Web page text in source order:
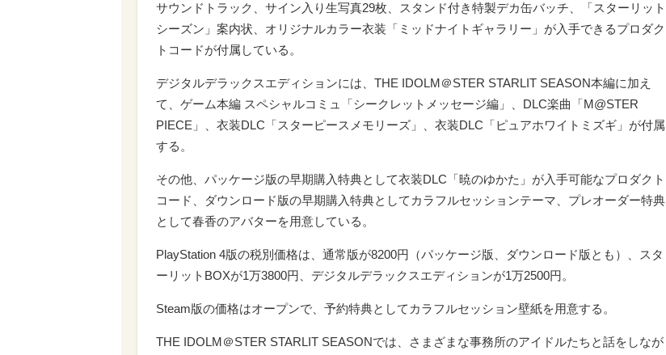
サウンドトラック、サイン入り生写真29枚、スタンド付き特製デカ缶バッチ、「スターリット
シーズン」案内状、オリジナルカラー衣装「ミッドナイトギャラリー」が入手できるプロダク
トコードが付属している。
デジタルデラックスエディションには、THE IDOLM＠STER STARLIT SEASON本編に加え
て、ゲーム本編 スペシャルコミュ「シークレットメッセージ編」、DLC楽曲「M@STER
PIECE」、衣装DLC「スターピースメモリーズ」、衣装DLC「ピュアホワイトミズギ」が付属
する。
その他、パッケージ版の早期購入特典として衣装DLC「暁のゆかた」が入手可能なプロダクト
コード、ダウンロード版の早期購入特典としてカラフルセッションテーマ、プレオーダー特典
として春香のアバターを用意している。
PlayStation 4版の税別価格は、通常版が8200円（パッケージ版、ダウンロード版とも）、スタ
ーリットBOXが1万3800円、デジタルデラックスエディションが1万2500円。
Steam版の価格はオープンで、予約特典としてカラフルセッション壁紙を用意する。
THE IDOLM＠STER STARLIT SEASONでは、さまざまな事務所のアイドルたちと話をしなが